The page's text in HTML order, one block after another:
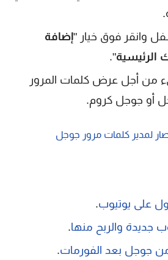
وانقر فوق خيار "إضافة
الرئيسية".
من أجل عرض كلمات المرور
أو جوجل كروم.
على يوتيوب.
جديدة والربح منها.
جوجل بعد الفورمات.